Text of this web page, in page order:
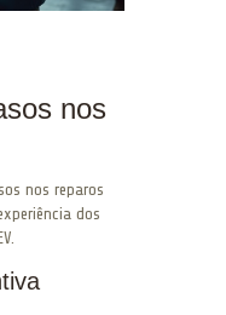
nos
nos reparos
dos